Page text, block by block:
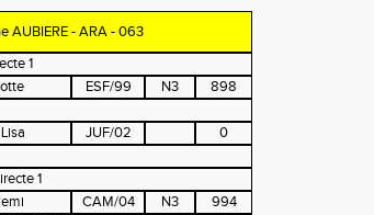
AUBIERE - ARA - 063
1
ESF/99 N3
898
JUF/02
0
1
CAM/04 N3
994